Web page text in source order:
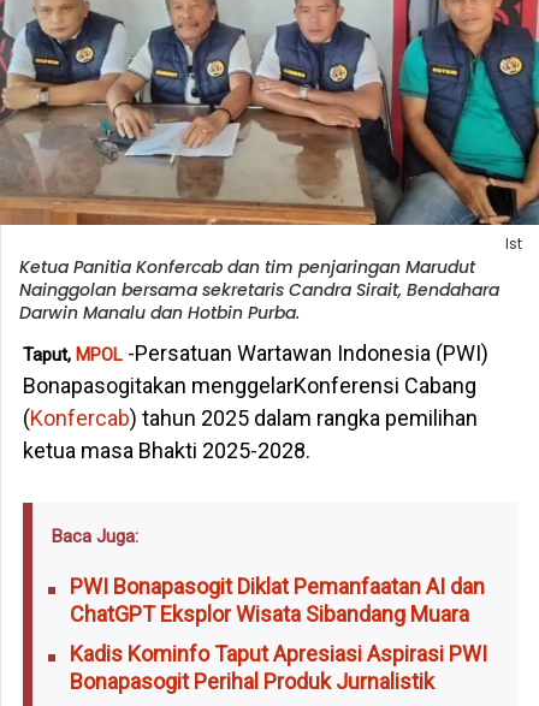
Ist
Ketua Panitia Konfercab dan tim penjaringan Marudut
Nainggolan bersama sekretaris Candra Sirait, Bendahara
Darwin Manalu dan Hotbin Purba.
Taput, MPOL-Persatuan Wartawan Indonesia (PWI)
Bonapasogitakan menggelarKonferensi Cabang
(Konfercab) tahun 2025 dalam rangka pemilihan
ketua masa Bhakti 2025-2028.
Baca Juga:
PWI Bonapasogit Diklat Pemanfaatan AI dan
ChatGPT Eksplor Wisata Sibandang Muara
Kadis Kominfo Taput Apresiasi Aspirasi PWI
Bonapasogit Perihal Produk Jurnalistik